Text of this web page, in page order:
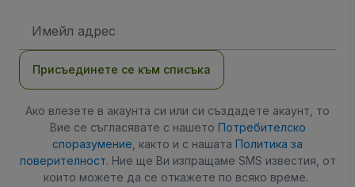
адрес
Присъединете се към списъка
Ако влезете в акаунта си или си създадете акаунт, то
Вие се съгласявате с нашето Потребителско
споразумение , както и с нашата Политика за
поверителност. Ние ще Ви изпращаме SMS известия, от
които можете да се откажете по всяко време.